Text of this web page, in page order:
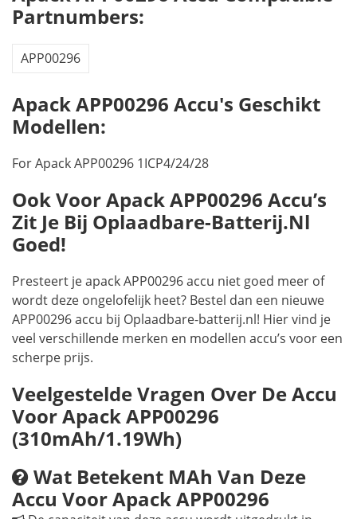
Partnumbers:
APP00296
Apack APP00296 Accu's Geschikt
Modellen:
For Apack APP00296 1ICP4/24/28
Ook Voor Apack APP00296 Accu’s
Zit Je Bij Oplaadbare-Batterij.nl
Goed!
Presteert je apack APP00296 accu niet goed meer of
wordt deze ongelofelijk heet? Bestel dan een nieuwe
APP00296 accu bij Oplaadbare-batterij.nl! Hier vind je
veel verschillende merken en modellen accu’s voor een
scherpe prijs.
Veelgestelde Vragen Over De Accu
Voor Apack APP00296
(310mAh/1.19Wh)
Wat Betekent MAh Van Deze
Accu Voor Apack APP00296